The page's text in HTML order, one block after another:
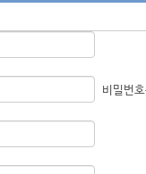
비밀번